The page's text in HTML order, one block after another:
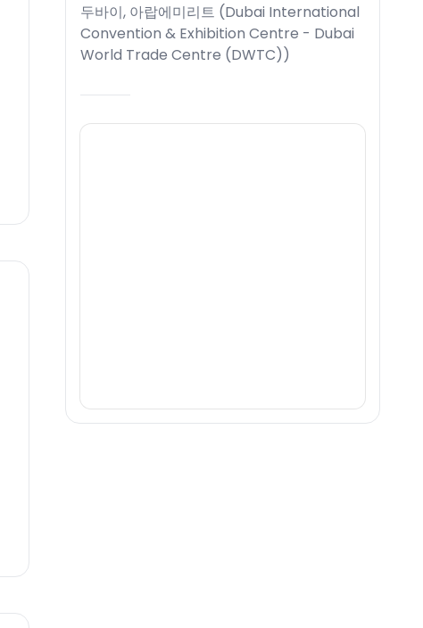
두바이, 아랍에미리트 (Dubai International
Convention & Exhibition Centre - Dubai
World Trade Centre (DWTC))